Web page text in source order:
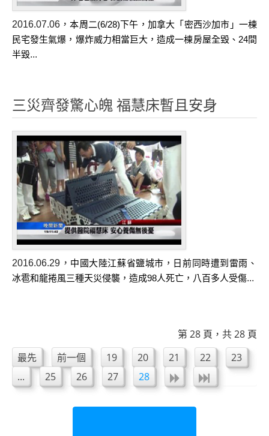
衣物組
住屋組
影音館
人援會菩薩身影
第一屆人援會年會花絮
第四屆人援會年會圓緣
第五屆人援會年會
2016年人援會慈悲科技產品內部教育訓練
2016.07.06 ，本周二(6/28)下午，加拿大「密西沙加市」一棟
民宅發生氣爆，爆炸威力相當巨大 ，造成一棟房屋全毀、24間
半毀...
三災齊發驚心魄 福慧床暫且安身
2016.06.29 ， 中國大陸江蘇省鹽城市，日前同時遭到雷雨、
冰雹和龍捲風三種天災侵襲 ，造成98人死亡，八百多人受傷...
第 28 頁，共 28 頁
最先
前一個 19 20 21 22
23
...
25 26 27 28